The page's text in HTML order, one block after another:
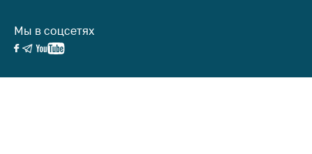
Мы в соцсетях